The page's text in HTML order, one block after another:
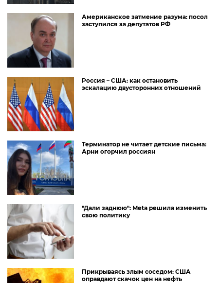
Американское затмение разума: посол
заступился за депутатов РФ
Россия – США: как остановить
эскалацию двусторонних отношений
Терминатор не читает детские письма:
Арни огорчил россиян
"Дали заднюю": Meta решила изменить
свою политику
Прикрываясь злым соседом: США
оправдают скачок цен на нефть